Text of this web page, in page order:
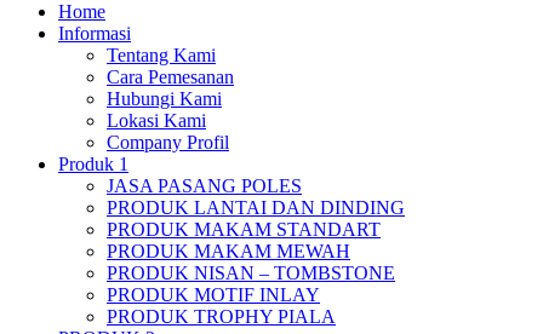
Home
Informasi
Tentang Kami
Cara Pemesanan
Hubungi Kami
Lokasi Kami
Company Profil
Produk 1
JASA PASANG POLES
PRODUK LANTAI DAN DINDING
PRODUK MAKAM STANDART
PRODUK MAKAM MEWAH
PRODUK NISAN – TOMBSTONE
PRODUK MOTIF INLAY
PRODUK TROPHY PIALA